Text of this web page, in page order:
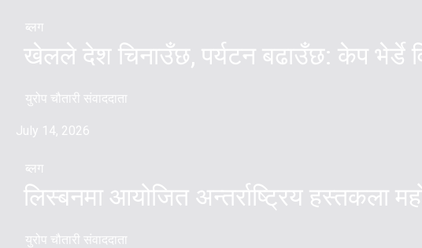
ब्लग
खेलले देश चिनाउँछ, पर्यटन बढाउँछ: केप भेर्डे
युरोप चौतारी संवाददाता
July 14, 2026
ब्लग
लिस्बनमा आयोजित अन्तर्राष्ट्रिय हस्तकला
युरोप चौतारी संवाददाता